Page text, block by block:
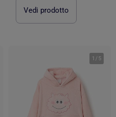
Vedi prodotto
1 / 5